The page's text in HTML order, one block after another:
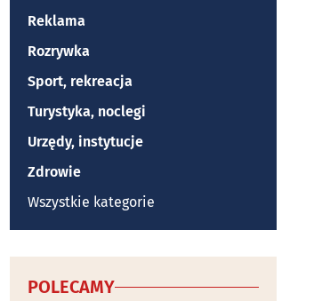
Reklama
Rozrywka
Sport, rekreacja
Turystyka, noclegi
Urzędy, instytucje
Zdrowie
Wszystkie kategorie
POLECAMY